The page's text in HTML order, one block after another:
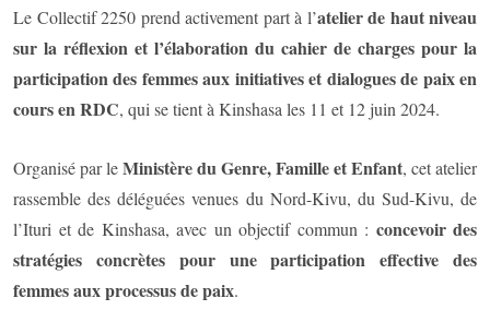
Le Collectif 2250 prend activement part à l’atelier de haut niveau
sur la réflexion et l’élaboration du cahier de charges pour la
participation des femmes aux initiatives et dialogues de paix en
cours en RDC, qui se tient à Kinshasa les 11 et 12 juin 2024.
Organisé par leMinistère du Genre, Famille et Enfant, cet atelier
rassemble des déléguées venues du Nord-Kivu, du Sud-Kivu, de
l’Ituri et de Kinshasa, avec un objectif commun : concevoir des
stratégies concrètes pour une participation effective des
femmes aux processus de paix.